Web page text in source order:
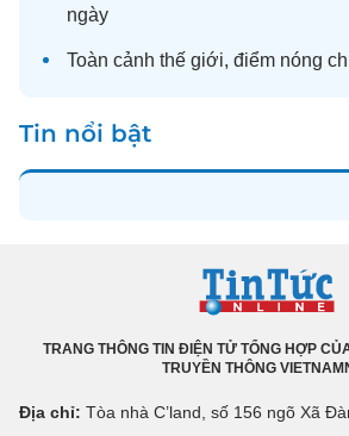
ngày
Toàn cảnh thế giới, điểm nóng
Tin nổi bật
TRANG THÔNG TIN ĐIỆN TỬ TỔNG HỢP
TRUYỀN THÔNG
Địa chỉ: Tòa nhà C’land, số 156 ngõ Xã